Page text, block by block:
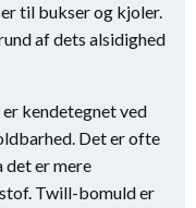
til bukser og kjoler.
af dets alsidighed
kendetegnet ved
Det er ofte
det er mere
Twill-bomuld er